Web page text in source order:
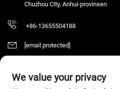
Chuzhou City, Anhui-provinsen
+86-13655504188
[email protected]
Copyright © 2025 Tianchang Chaochen
We value your privacy